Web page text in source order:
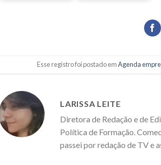
Esse registro foi postado emAgenda
LARISSA LEITE
Diretora de Redação e de
Política de Formação.
passei por redação de TV e